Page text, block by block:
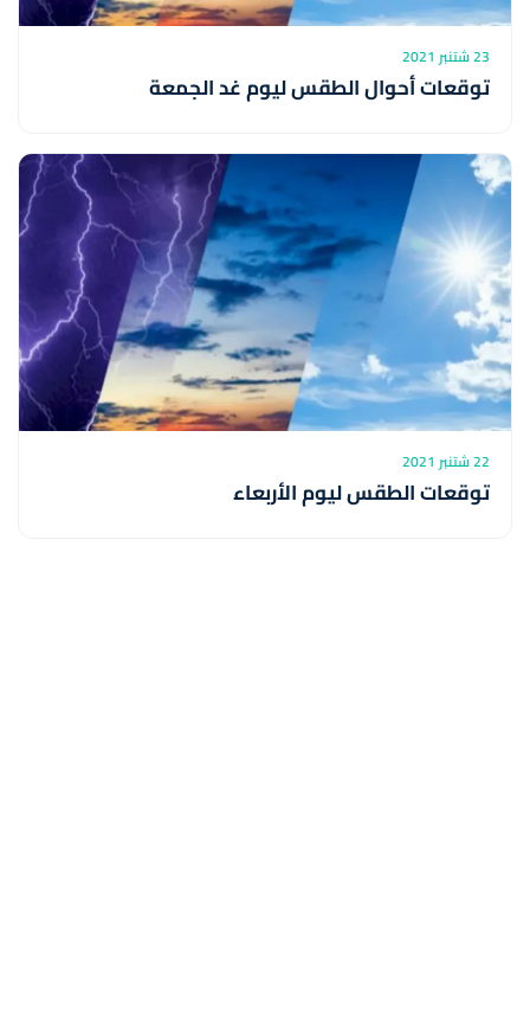
23 شتنبر 2021
توقعات أحوال الطقس ليوم غد الجمعة
22 شتنبر 2021
توقعات الطقس ليوم الأربعاء